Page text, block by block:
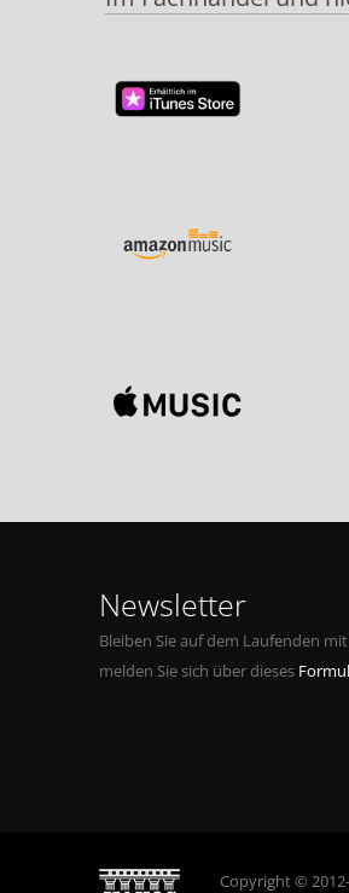
Newsletter
Bleiben Sie auf dem Laufenden
melden Sie sich über dieses
Copyright ©